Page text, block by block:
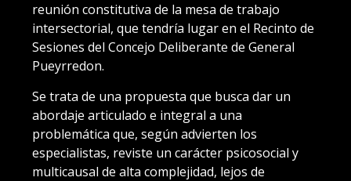
reunión constitutiva de la mesa de trabajo
intersectorial, que tendría lugar en el Recinto de
Sesiones del Concejo Deliberante de General
Pueyrredon.
Se trata de una propuesta que busca dar un
abordaje articulado e integral a una
problemática que, según advierten los
especialistas, reviste un carácter psicosocial y
multicausal de alta complejidad, lejos de